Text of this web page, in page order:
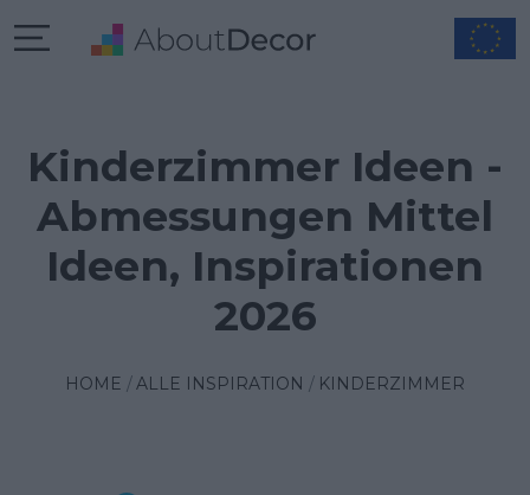
Kinderzimmer Ideen -
Abmessungen Mittel
Ideen, Inspirationen
2026
HOME ALLE INSPIRATION KINDERZIMMER